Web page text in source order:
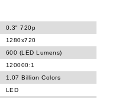
0.3" 720p
1280x720
600 (LED Lumens)
120000:1
1.07 Billion Colors
LED